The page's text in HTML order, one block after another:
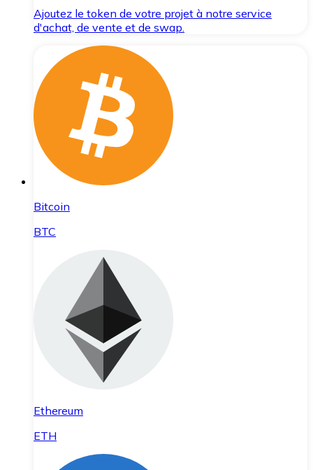
Ajoutez le token de votre projet à notre service
d'achat, de vente et de swap.
Bitcoin
BTC
Ethereum
ETH